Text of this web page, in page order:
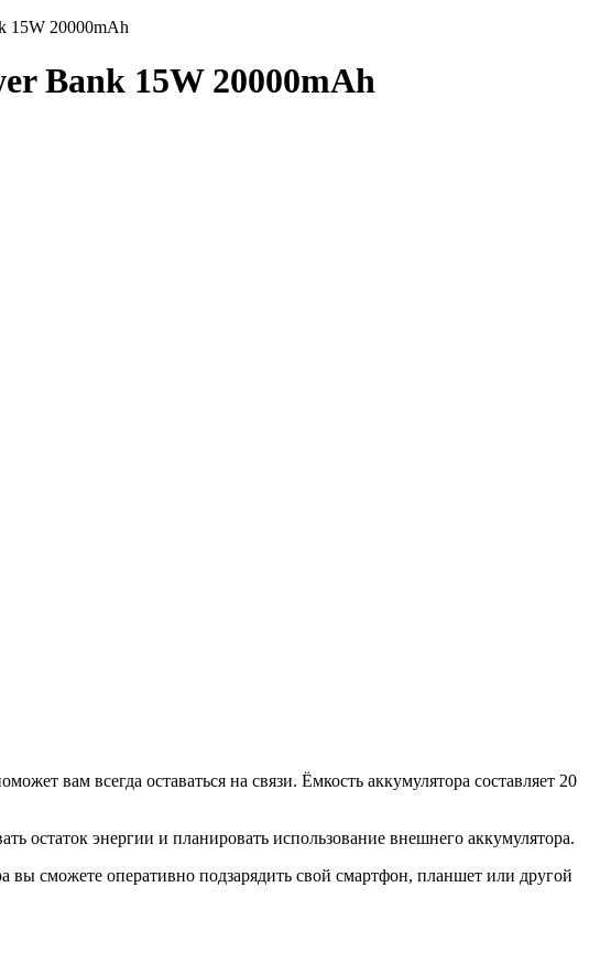
15W 20000mAh
Bank 15W 20000mAh
вам всегда оставаться на связи. Ёмкость аккумулятора составляет 20
остаток энергии и планировать использование внешнего аккумулятора.
сможете оперативно подзарядить свой смартфон, планшет или другой